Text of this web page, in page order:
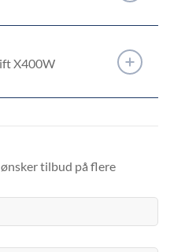
X400W
tilbud på flere